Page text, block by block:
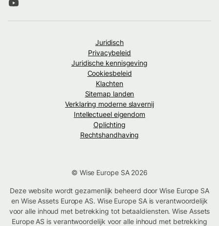
Juridisch
Privacybeleid
Juridische kennisgeving
Cookiesbeleid
Klachten
Sitemap landen
Verklaring moderne slavernij
Intellectueel eigendom
Oplichting
Rechtshandhaving
© Wise Europe SA 2026
Deze website wordt gezamenlijk beheerd door Wise Europe SA
en Wise Assets Europe AS. Wise Europe SA is verantwoordelijk
voor alle inhoud met betrekking tot betaaldiensten. Wise Assets
Europe AS is verantwoordelijk voor alle inhoud met betrekking